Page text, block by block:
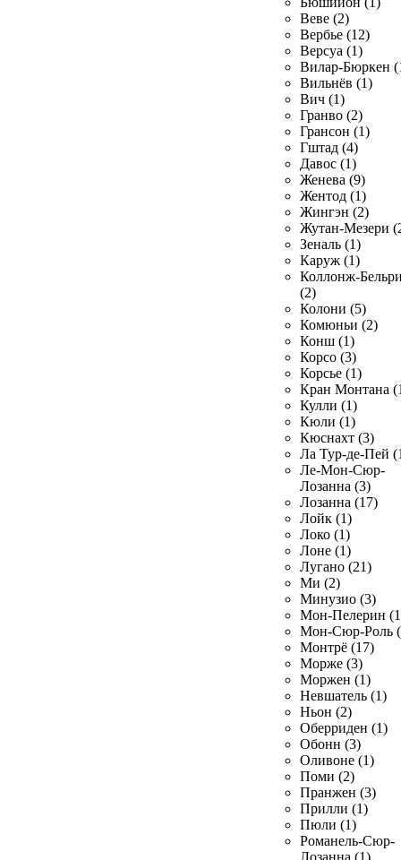
Веве (2)
Вербье (12)
Версуа (1)
Вилар-Бюркен
Вильнёв (1)
Вич (1)
Гранво (2)
Грансон (1)
Гштад (4)
Давос (1)
Женева (9)
Жентод (1)
Жингэн (2)
Жутан-Мезери
Зеналь (1)
Каруж (1)
Коллонж-
(2)
Колони (5)
Комюньи (2)
Конш (1)
Корсо (3)
Корсье (1)
Кран Монтана
Кулли (1)
Кюли (1)
Кюснахт (3)
Ла Тур-де-Пей
Ле-Мон-Сюр-
Лозанна (3)
Лозанна (17)
Лойк (1)
Локо (1)
Лоне (1)
Лугано (21)
Ми (2)
Минузио (3)
Мон-Пелерин
Мон-Сюр-Роль
Монтрё (17)
Морже (3)
Моржен (1)
Невшатель (1)
Ньон (2)
Оберриден (1)
Обонн (3)
Оливоне (1)
Поми (2)
Пранжен (3)
Прилли (1)
Пюли (1)
Романель-Сюр-
Лозанна (1)